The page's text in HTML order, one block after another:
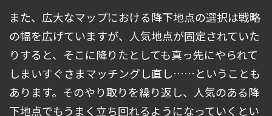
また、広大なマップにおける降下地点の選択は戦略
の幅を広げていますが、人気地点が固定されていた
りすると、そこに降りたとしても真っ先にやられて
しまいすぐさまマッチングし直し……ということも
あります。そのやり取りを繰り返し、人気のある降
下地点でもうまく立ち回れるようになっていくとい